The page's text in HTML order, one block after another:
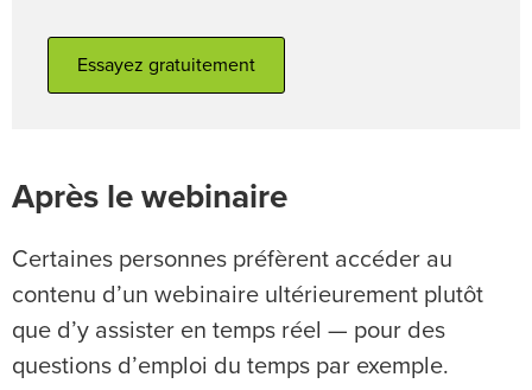
Essayez gratuitement
Après le webinaire
Certaines personnes préfèrent accéder au
contenu d’un webinaire ultérieurement plutôt
que d’y assister en temps réel — pour des
questions d’emploi du temps par exemple.